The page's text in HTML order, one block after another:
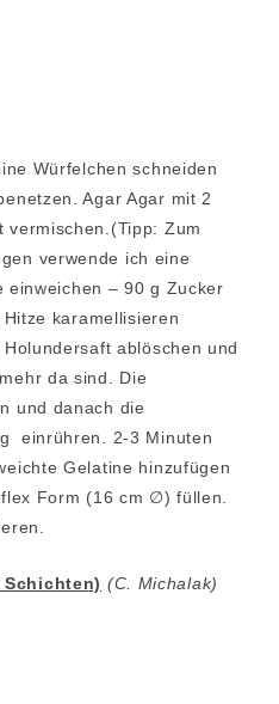
Würfelchen schneiden
Agar Agar mit 2
vermischen.(Tipp: Zum
verwende ich eine
einweichen – 90 g Zucker
karamellisieren
ablöschen und
da sind. Die
und danach die
einrühren. 2-3 Minuten
Gelatine hinzufügen
Form (16 cm ∅) füllen.
(C. Michalak)